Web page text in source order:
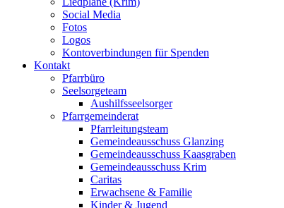
Social Media
Fotos
Logos
Kontoverbindungen für Spenden
Kontakt
Pfarrbüro
Seelsorgeteam
Aushilfsseelsorger
Pfarrgemeinderat
Pfarrleitungsteam
Gemeindeausschuss Glanzing
Gemeindeausschuss Kaasgraben
Gemeindeausschuss Krim
Caritas
Erwachsene & Familie
Kinder & Jugend